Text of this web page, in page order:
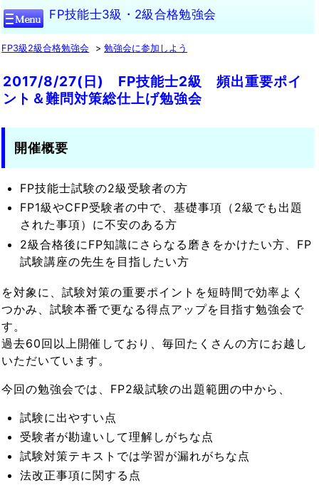
FP技能士3級・2級合格勉強会
FP3級2級合格勉強会 勉強会に参加しよう
2017/8/27(日) FP技能士2級 頻出重要ポイ
ント＆難問対策総仕上げ勉強会
開催概要
FP技能士試験の2級受験者の方
FP1級やCFP受験者の中で、基礎事項（2級でも出題
された事項）に不安のある方
2級合格後にFP知識にさらなる磨きをかけたい方、FP
試験講座の先生を目指したい方
を対象に、試験対策の重要ポイントを短時間で効率よく
つかみ、試験本番で更なる得点アップを目指す勉強会で
す。
過去60回以上開催しており、毎回たくさんの方にお越し
いただいています。
今回の勉強会では、FP2級試験の出題範囲の中から、
試験に出やすい点
受験者が勘違いして理解しがちな点
試験対策テキストでは学習が漏れがちな点
法改正事項に関する点